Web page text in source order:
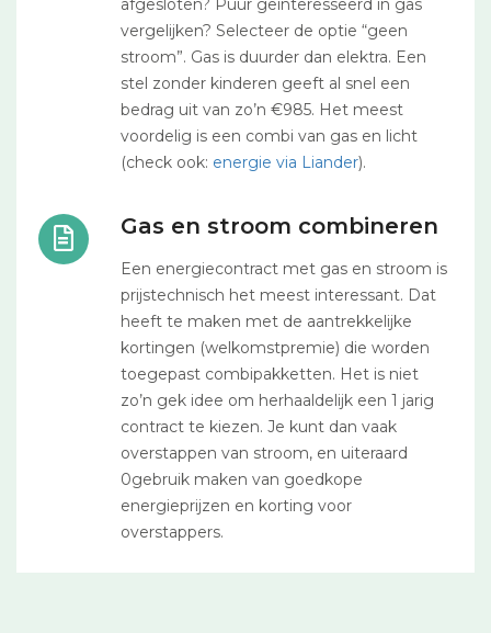
afgesloten? Puur geïnteresseerd in gas
vergelijken? Selecteer de optie “geen
stroom”. Gas is duurder dan elektra. Een
stel zonder kinderen geeft al snel een
bedrag uit van zo’n €985. Het meest
voordelig is een combi van gas en licht
(check ook: energie via Liander).
Gas en stroom combineren
Een energiecontract met gas en stroom is
prijstechnisch het meest interessant. Dat
heeft te maken met de aantrekkelijke
kortingen (welkomstpremie) die worden
toegepast combipakketten. Het is niet
zo’n gek idee om herhaaldelijk een 1 jarig
contract te kiezen. Je kunt dan vaak
overstappen van stroom, en uiteraard
0gebruik maken van goedkope
energieprijzen en korting voor
overstappers.